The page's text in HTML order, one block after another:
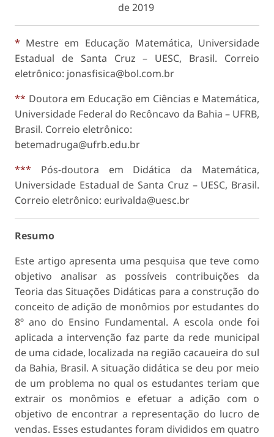
de 2019
* Mestre em Educação Matemática, Universidade
Estadual de Santa Cruz – UESC, Brasil. Correio
eletrônico: jonasfisica@bol.com.br
** Doutora em Educação em Ciências e Matemática,
Universidade Federal do Recôncavo da Bahia – UFRB,
Brasil. Correio eletrônico:
betemadruga@ufrb.edu.br
***
Pós-doutora em Didática da Matemática,
Universidade Estadual de Santa Cruz – UESC, Brasil.
Correio eletrônico: eurivalda@uesc.br
Resumo
Este artigo apresenta uma pesquisa que teve como
objetivo analisar as possíveis contribuições da
Teoria das Situações Didáticas para a construção do
conceito de adição de monômios por estudantes do
8º ano do Ensino Fundamental. A escola onde foi
aplicada a intervenção faz parte da rede municipal
de uma cidade, localizada na região cacaueira do sul
da Bahia, Brasil. A situação didática se deu por meio
de um problema no qual os estudantes teriam que
extrair os monômios e efetuar a adição com o
objetivo de encontrar a representação do lucro de
vendas. Esses estudantes foram divididos em quatro